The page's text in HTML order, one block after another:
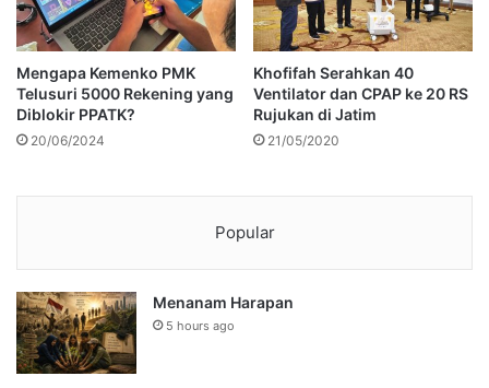
Mengapa Kemenko PMK
Telusuri 5000 Rekening yang
Diblokir PPATK?
20/06/2024
Khofifah Serahkan 40
Ventilator dan CPAP ke 20 RS
Rujukan di Jatim
21/05/2020
Popular
Menanam Harapan
5 hours ago